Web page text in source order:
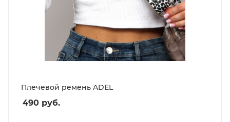
Плечевой ремень ADEL
490 руб.